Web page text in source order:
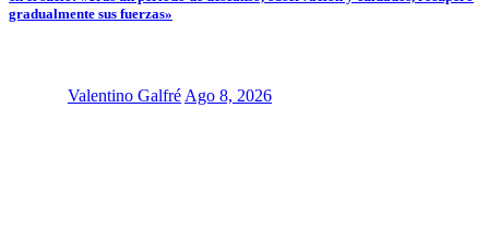
gradualmente sus fuerzas»
Valentino Galfré Ago 8, 2026